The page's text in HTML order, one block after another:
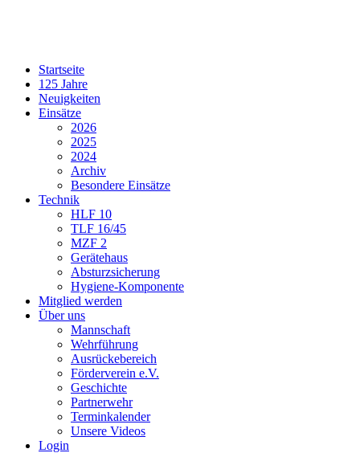
Startseite
125 Jahre
Neuigkeiten
Einsätze
2026
2025
2024
Archiv
Besondere Einsätze
Technik
HLF 10
TLF 16/45
MZF 2
Gerätehaus
Absturzsicherung
Hygiene-Komponente
Mitglied werden
Über uns
Mannschaft
Wehrführung
Ausrückebereich
Förderverein e.V.
Geschichte
Partnerwehr
Terminkalender
Unsere Videos
Login